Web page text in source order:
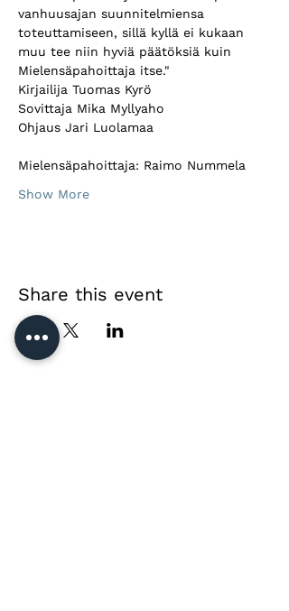
vanhuusajan suunnitelmiensa
toteuttamiseen, sillä kyllä ei kukaan
muu tee niin hyviä päätöksiä kuin
Mielensäpahoittaja itse."
Kirjailija Tuomas Kyrö
Sovittaja Mika Myllyaho
Ohjaus Jari Luolamaa
Mielensäpahoittaja: Raimo Nummela
Show More
Share this event